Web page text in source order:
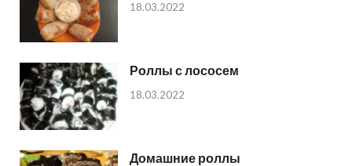
18.03.2022
Роллы с лососем
18.03.2022
Домашние роллы